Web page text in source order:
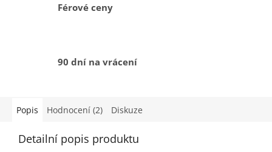
Férové ceny
90 dní na vrácení
Popis Hodnocení (2) Diskuze
Detailní popis produktu